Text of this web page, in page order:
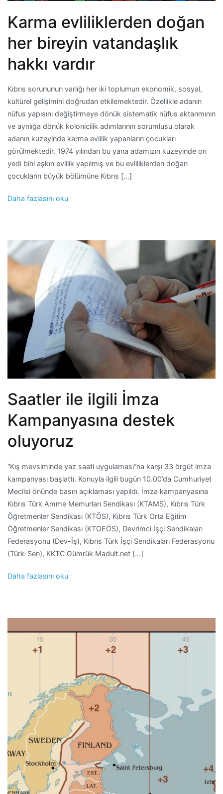
Karma evliliklerden doğan
her bireyin vatandaşlık
hakkı vardır
Kıbrıs sorununun varlığı her iki toplumun ekonomik, sosyal,
kültürel gelişimini doğrudan etkilemektedir. Özellikle adanın
nüfus yapısını değiştirmeye dönük sistematik nüfus aktarımının
ve ayrılığa dönük kolonicilik adımlarının sorumlusu olarak
adanın kuzeyinde karma evlilik yapanların çocukları
görülmektedir. 1974 yılından bu yana adamızın kuzeyinde on
yedi bini aşkın evlilik yapılmış ve bu evliliklerden doğan
çocukların büyük bölümüne Kıbrıs […]
Daha fazlasını oku
Saatler ile ilgili İmza
Kampanyasına destek
oluyoruz
“Kış mevsiminde yaz saati uygulaması”na karşı 33 örgüt imza
kampanyası başlattı. Konuyla ilgili bugün 10.00’da Cumhuriyet
Meclisi önünde basın açıklaması yapıldı. İmza kampanyasına
Kıbrıs Türk Amme Memurları Sendikası (KTAMS), Kıbrıs Türk
Öğretmenler Sendikası (KTÖS), Kıbrıs Türk Orta Eğitim
Öğretmenler Sendikası (KTOEÖS), Devrimci İşçi Sendikaları
Federasyonu (Dev-İş), Kıbrıs Türk İşçi Sendikaları Federasyonu
(Türk-Sen), KKTC Gümrük Madult.net […]
Daha fazlasını oku